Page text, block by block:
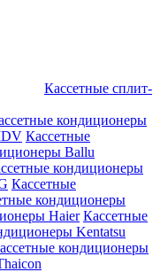
Кассетные сплит-
кондиционеры
Кассетные
Ballu
кондиционеры
Кассетные
кондиционеры
Haier Кассетные
Kentatsu
кондиционеры